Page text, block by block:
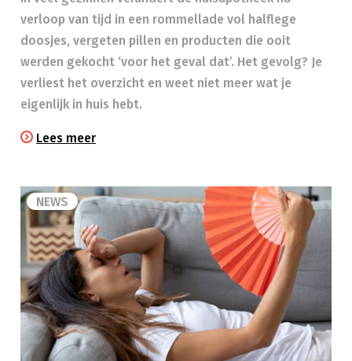
verloop van tijd in een rommellade vol halflege
doosjes, vergeten pillen en producten die ooit
werden gekocht ‘voor het geval dat’. Het gevolg? Je
verliest het overzicht en weet niet meer wat je
eigenlijk in huis hebt.
Lees meer
NEWS